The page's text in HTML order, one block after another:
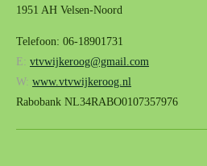
1951 AH Velsen-Noord
Telefoon: 06-18901731
E: vtvwijkeroog@gmail.com
W: www.vtvwijkeroog.nl
Rabobank NL34RABO0107357976